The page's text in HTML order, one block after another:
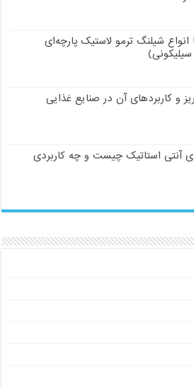
انواع شیلنگ ترمو لاستیک پارچه‌ای
و کاربردهای آن در صنایع غذایی
آنتی استاتیک چیست و چه کاربردی